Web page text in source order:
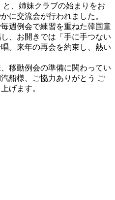
、姉妹クラブの始まりをお
に交流会が行われました。
週例会で練習を重ねた韓国童
、お開きでは「手に手つない
。来年の再会を約束し、熱い
移動例会の準備に関わってい
船様、ご協力ありがとう ご
げます。